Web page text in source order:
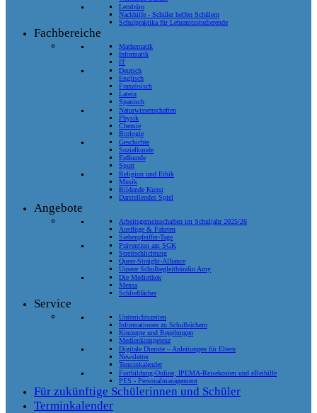
Lernbüro
Nachhilfe - Schüler helfen Schülern
Schulpraktika für Lehramtsstudierende
Fachbereiche
Mathematik
Informatik
IT
Deutsch
Englisch
Französisch
Latein
Spanisch
Naturwissenschaften
Physik
Chemie
Biologie
Geschichte
Sozialkunde
Erdkunde
Sport
Religion und Ethik
Musik
Bildende Kunst
Darstellendes Spiel
Angebote
Arbeitsgemeinschaften im Schuljahr 2025/26
Ausflüge & Fahrten
Siebenpfeiffer-Tage
Prävention am SGK
Streitschlichtung
Queer-Straight-Alliance
Unsere Schulbegleithündin Amy
Die Mediothek
Mensa
Schließfächer
Service
Unterrichtszeiten
Informationen zu Schulbüchern
Konzepte und Regelungen
Medienkompetenz
Digitale Dienste – Anleitungen für Eltern
Newsletter
Terminkalender
Fortbildung-Online, IPEMA-Reisekosten und eBeihilfe
PES - Personalmanagement
Für zukünftige Schülerinnen und Schüler
Terminkalender